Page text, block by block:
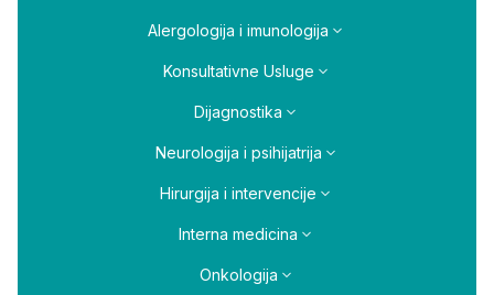
Alergologija i imunologija
Konsultativne Usluge
Dijagnostika
Neurologija i psihijatrija
Hirurgija i intervencije
Interna medicina
Onkologija